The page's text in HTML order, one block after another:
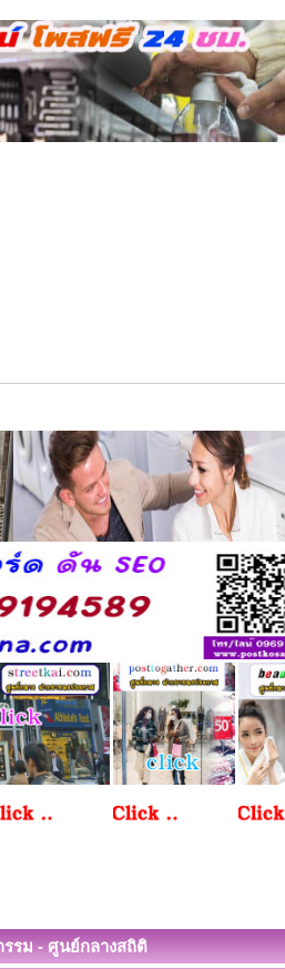
รม - ศูนย์กลางสถิติ